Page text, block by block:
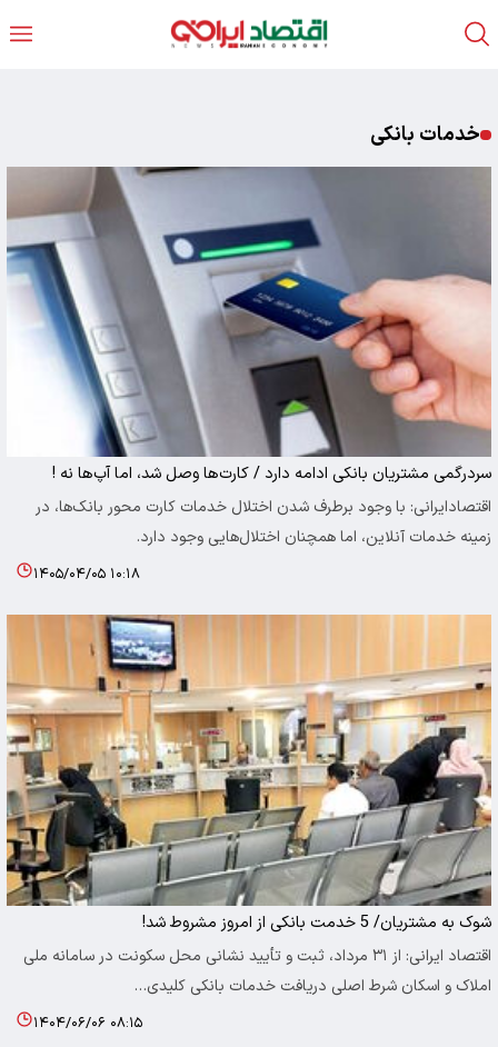
خدمات بانکی
سردرگمی مشتریان بانکی ادامه دارد / کارت‌ها وصل شد، اما آپ‌ها نه !
اقتصادایرانی: با وجود برطرف شدن اختلال خدمات کارت محور بانک‌ها، در
زمینه خدمات آنلاین، اما همچنان اختلال‌هایی وجود دارد.
۱۴۰۵/۰۴/۰۵ ۱۰:۱۸
شوک به مشتریان/ 5 خدمت بانکی از امروز مشروط شد!
اقتصاد ایرانی: از ۳۱ مرداد، ثبت و تأیید نشانی محل سکونت در سامانه ملی
املاک و اسکان شرط اصلی دریافت خدمات بانکی کلیدی…
۱۴۰۴/۰۶/۰۶ ۰۸:۱۵